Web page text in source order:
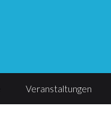
Veranstaltungen